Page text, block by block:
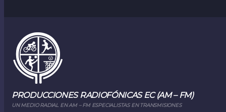
PRODUCCIONES RADIOFÓNICAS EC (AM – FM)
UN MEDIO RADIAL EN AM – FM ESPECIALISTAS EN TRANSMISIONES